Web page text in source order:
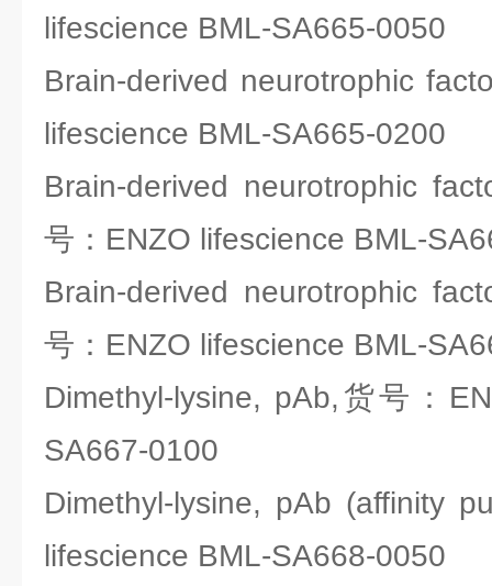
lifescience BML-SA665-0050
Brain-derived neurotrophic
lifescience BML-SA665-0200
Brain-derived neurotrophic
号：ENZO lifescience BML-
Brain-derived neurotrophic
号：ENZO lifescience BML-
Dimethyl-lysine, pAb,货号：
SA667-0100
Dimethyl-lysine, pAb (affinity
lifescience BML-SA668-0050